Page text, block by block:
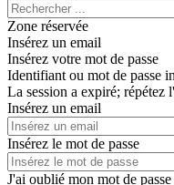
Zone réservée
Insérez un email
Insérez votre mot de passe
Identifiant ou mot de passe
La session a expiré;
Insérez un email
Insérez le mot de passe
J'ai oublié mon mot de passe